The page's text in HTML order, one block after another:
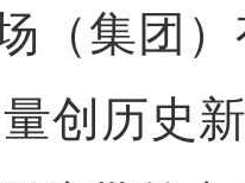
集团）
创历史